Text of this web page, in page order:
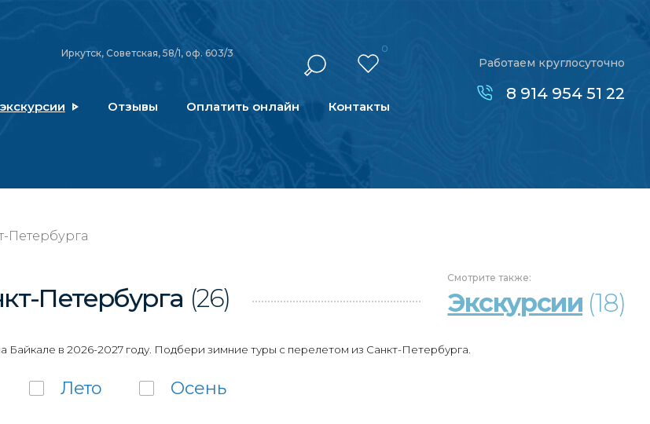
Иркутск, Советская, 58/1, оф. 603/3 0
Отзывы Оплатить онлайн Контакты
Работаем круглосуточно
8 914 954 51 22
Петербурга
Петербурга (26)
Смотрите также:
Экскурсии (18)
в 2026-2027 году. Подбери зимние туры с перелетом из Санкт-Петербурга.
Лето Осень